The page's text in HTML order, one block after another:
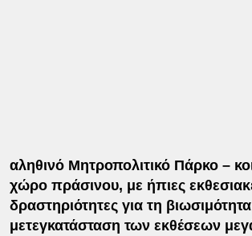
αληθινό Μητροπολιτικό Πάρκο –
χώρο πράσινου, με ήπιες
δραστηριότητες για τη
μετεγκατάσταση των εκθέσεων